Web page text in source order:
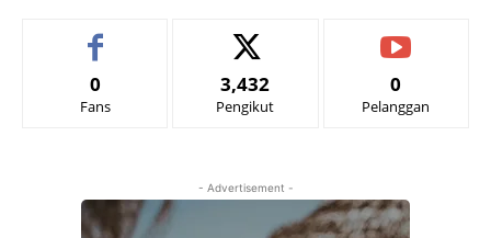
0
Fans
3,432
Pengikut
0
Pelanggan
- Advertisement -